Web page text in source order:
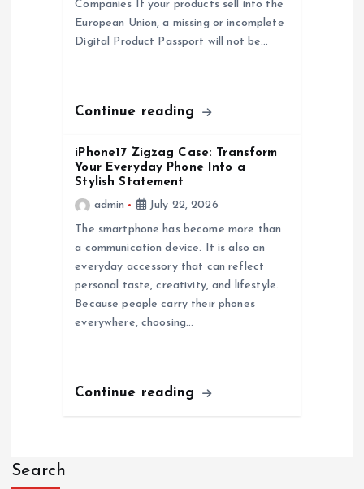
Companies If your products sell into the
European Union, a missing or incomplete
Digital Product Passport will not be…
Continue reading
iPhone17 Zigzag Case: Transform
Your Everyday Phone Into a
Stylish Statement
admin
July 22, 2026
The smartphone has become more than
a communication device. It is also an
everyday accessory that can reflect
personal taste, creativity, and lifestyle.
Because people carry their phones
everywhere, choosing…
Continue reading
Search